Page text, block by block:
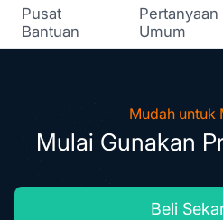
Pusat
Bantuan
Pertanyaan
Umum
Mudah untuk
Mulai Gunakan
Beli